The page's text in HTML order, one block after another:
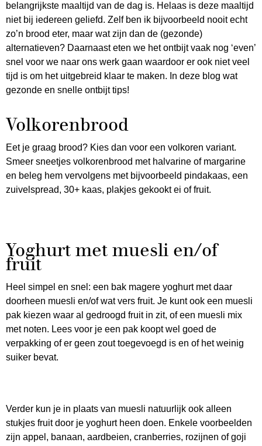
belangrijkste maaltijd van de dag is. Helaas is deze maaltijd
niet bij iedereen geliefd. Zelf ben ik bijvoorbeeld nooit echt
zo’n brood eter, maar wat zijn dan de (gezonde)
alternatieven? Daarnaast eten we het ontbijt vaak nog ‘even’
snel voor we naar ons werk gaan waardoor er ook niet veel
tijd is om het uitgebreid klaar te maken. In deze blog wat
gezonde en snelle ontbijt tips!
Volkorenbrood
Eet je graag brood? Kies dan voor een volkoren variant.
Smeer sneetjes volkorenbrood met halvarine of margarine
en beleg hem vervolgens met bijvoorbeeld pindakaas, een
zuivelspread, 30+ kaas, plakjes gekookt ei of fruit.
Yoghurt met muesli en/of
fruit
Heel simpel en snel: een bak magere yoghurt met daar
doorheen muesli en/of wat vers fruit. Je kunt ook een muesli
pak kiezen waar al gedroogd fruit in zit, of een muesli mix
met noten. Lees voor je een pak koopt wel goed de
verpakking of er geen zout toegevoegd is en of het weinig
suiker bevat.
Verder kun je in plaats van muesli natuurlijk ook alleen
stukjes fruit door je yoghurt heen doen. Enkele voorbeelden
zijn appel, banaan, aardbeien, cranberries, rozijnen of goji